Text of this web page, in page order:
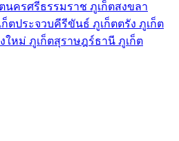
นครศรีธรรมราช ภูเก็ตสงขลา
ก็ตประจวบคีรีขันธ์ ภูเก็ตตรัง ภูเก็ต
ใหม่ ภูเก็ตสุราษฎร์ธานี ภูเก็ต